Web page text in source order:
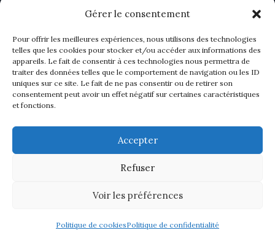
Gérer le consentement
Pour offrir les meilleures expériences, nous utilisons des technologies
telles que les cookies pour stocker et/ou accéder aux informations des
appareils. Le fait de consentir à ces technologies nous permettra de
traiter des données telles que le comportement de navigation ou les ID
uniques sur ce site. Le fait de ne pas consentir ou de retirer son
consentement peut avoir un effet négatif sur certaines caractéristiques
et fonctions.
Accepter
Refuser
Voir les préférences
Politique de cookiesPolitique de confidentialité
contact@ahavocats.fr